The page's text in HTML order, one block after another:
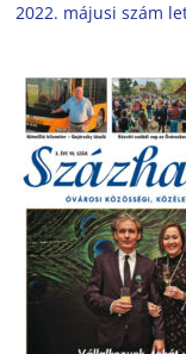
2022. májusi szám